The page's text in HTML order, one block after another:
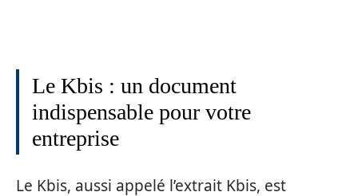
Le Kbis : un document
indispensable pour votre
entreprise
Le Kbis, aussi appelé l’extrait Kbis, est